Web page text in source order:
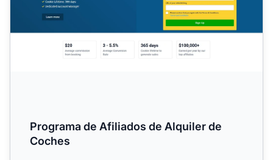
Programa de Afiliados de Alquiler de
Coches